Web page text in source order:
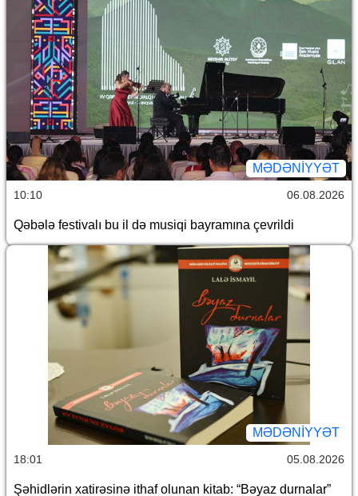
MƏDƏNIYYƏT
10:10 06.08.2026
Qəbələ festivalı bu il də musiqi bayramına çevrildi
MƏDƏNIYYƏT
18:01 05.08.2026
Şəhidlərin xatirəsinə ithaf olunan kitab: “Bəyaz durnalar”